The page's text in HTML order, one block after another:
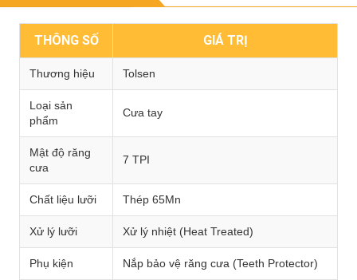
THÔNG SỐ GIÁ TRỊ
Thương hiệu Tolsen
Loại sản
phẩm
Cưa tay
Mật độ răng
cưa
7 TPI
Chất liệu lưỡi Thép 65Mn
Xử lý lưỡi Xử lý nhiệt (Heat Treated)
Phụ kiện Nắp bảo vệ răng cưa (Teeth Protector)